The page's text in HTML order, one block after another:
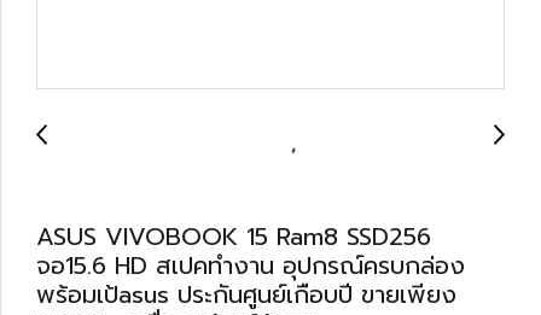
ASUS VIVOBOOK 15 Ram8 SSD256
จอ15.6 HD สเปคทำงาน อุปกรณ์ครบกล่อง
พร้อมเป้asus ประกันศูนย์เกือบปี ขายเพียง